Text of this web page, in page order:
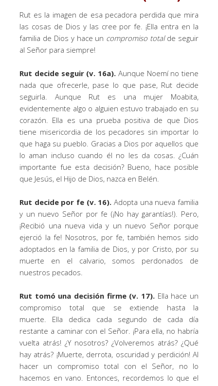
Rut es la imagen de esa pecadora perdida que mira
las cosas de Dios y las cree por fe. ¡Ella entra en la
familia de Dios y hace un compromiso totalde seguir
al Señor para siempre!
Rut decide seguir (v. 16a). Aunque Noemí no tiene
nada que ofrecerle, pase lo que pase, Rut decide
seguirla. Aunque Rut es una mujer Moabita,
evidentemente algo o alguien estuvo trabajado en su
corazón. Ella es una prueba positiva de que Dios
tiene misericordia de los pecadores sin importar lo
que haga su pueblo. Gracias a Dios por aquellos que
lo aman incluso cuando él no les da cosas. ¿Cuán
importante fue esta decisión? Bueno, hace posible
que Jesús, el Hijo de Dios, nazca en Belén.
Rut decide por fe (v. 16). Adopta una nueva familia
y un nuevo Señor por fe (¡No hay garantías!). Pero,
¡Recibió una nueva vida y un nuevo Señor porque
ejerció la fe! Nosotros, por fe, también hemos sido
adoptados en la familia de Dios, y por Cristo, por su
muerte en el calvario, somos perdonados de
nuestros pecados.
Rut tomó una decisión firme (v. 17). Ella hace un
compromiso total que se extiende hasta la
muerte. Ella dedica cada segundo de cada día
restante a caminar con el Señor. ¡Para ella, no habría
vuelta atrás! ¿Y nosotros? ¿Volveremos atrás? ¿Qué
hay atrás? ¡Muerte, derrota, oscuridad y perdición! Al
hacer un compromiso total con el Señor, no lo
hacemos en vano. Entonces, recordemos lo que el